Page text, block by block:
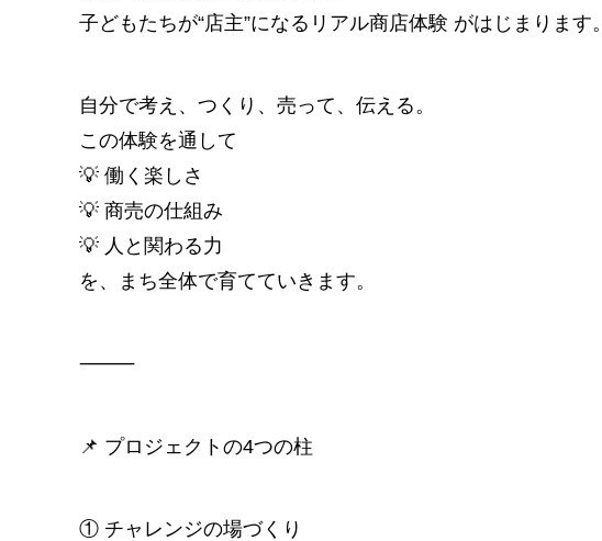
子どもたちが“店主”になるリアル商店体験 がはじまります。
自分で考え、つくり、売って、伝える。
この体験を通して
💡 働く楽しさ
💡 商売の仕組み
💡 人と関わる力
を、まち全体で育てていきます。
⸻
📌 プロジェクトの4つの柱
① チャレンジの場づくり